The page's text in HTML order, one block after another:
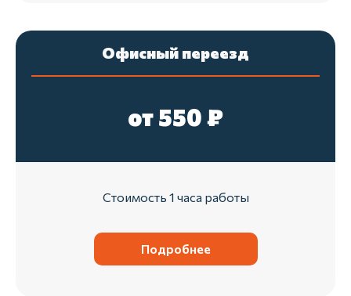
Офисный переезд
от 550 ₽
Стоимость 1 часа работы
Подробнее